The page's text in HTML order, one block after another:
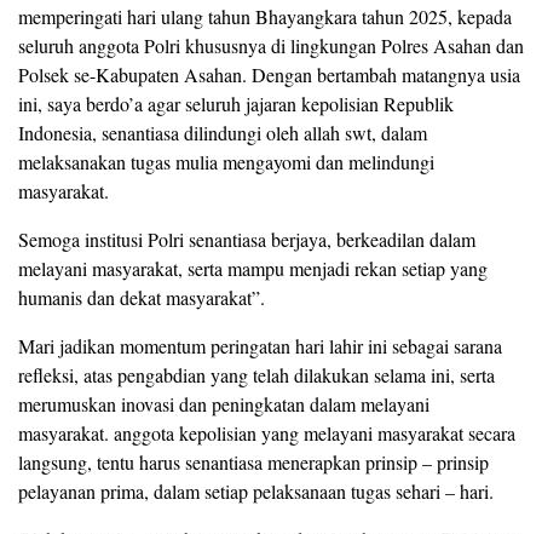
memperingati hari ulang tahun Bhayangkara tahun 2025, kepada
seluruh anggota Polri khususnya di lingkungan Polres Asahan dan
Polsek se-Kabupaten Asahan. Dengan bertambah matangnya usia
ini, saya berdo’a agar seluruh jajaran kepolisian Republik
Indonesia, senantiasa dilindungi oleh allah swt, dalam
melaksanakan tugas mulia mengayomi dan melindungi
masyarakat.
Semoga institusi Polri senantiasa berjaya, berkeadilan dalam
melayani masyarakat, serta mampu menjadi rekan setiap yang
humanis dan dekat masyarakat”.
Mari jadikan momentum peringatan hari lahir ini sebagai sarana
refleksi, atas pengabdian yang telah dilakukan selama ini, serta
merumuskan inovasi dan peningkatan dalam melayani
masyarakat. anggota kepolisian yang melayani masyarakat secara
langsung, tentu harus senantiasa menerapkan prinsip – prinsip
pelayanan prima, dalam setiap pelaksanaan tugas sehari – hari.